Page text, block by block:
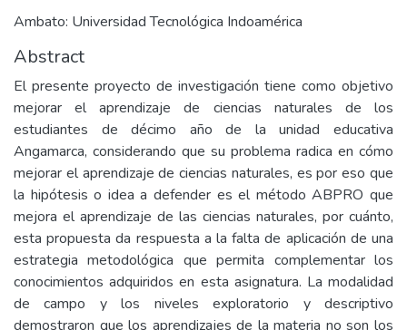
Ambato: Universidad Tecnológica Indoamérica
Abstract
El presente proyecto de investigación tiene como objetivo
mejorar el aprendizaje de ciencias naturales de los
estudiantes de décimo año de la unidad educativa
Angamarca, considerando que su problema radica en cómo
mejorar el aprendizaje de ciencias naturales, es por eso que
la hipótesis o idea a defender es el método ABPRO que
mejora el aprendizaje de las ciencias naturales, por cuánto,
esta propuesta da respuesta a la falta de aplicación de una
estrategia metodológica que permita complementar los
conocimientos adquiridos en esta asignatura. La modalidad
de campo y los niveles exploratorio y descriptivo
demostraron que los aprendizajes de la materia no son los